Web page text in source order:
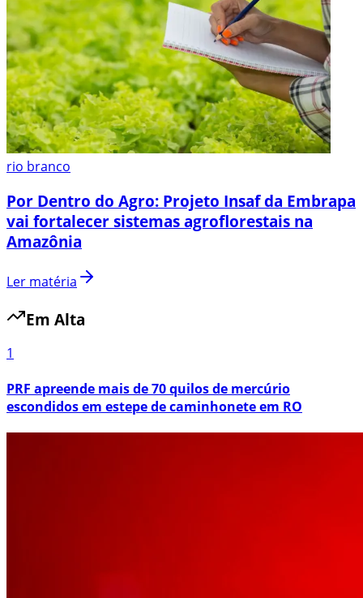
rio branco
Por Dentro do Agro: Projeto Insaf da Embrapa
vai fortalecer sistemas agroflorestais na
Amazônia
Ler matéria
Em Alta
1
PRF apreende mais de 70 quilos de mercúrio
escondidos em estepe de caminhonete em RO